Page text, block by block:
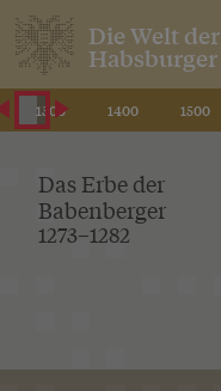
Die Welt der
Habsburger
1300 1400 1500
Das Erbe der
Babenberger
1273–1282